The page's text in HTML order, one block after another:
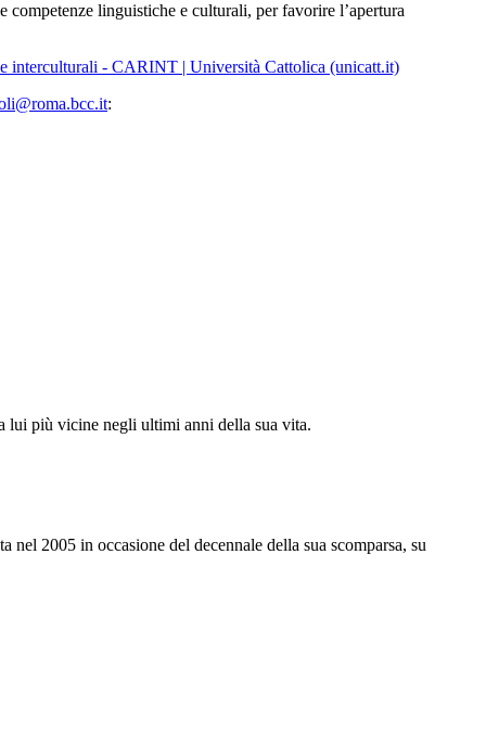
linguistiche e culturali, per favorire l’apertura
interculturali - CARINT | Università Cattolica (unicatt.it)
:
lui più vicine negli ultimi anni della sua vita.
2005 in occasione del decennale della sua scomparsa, su